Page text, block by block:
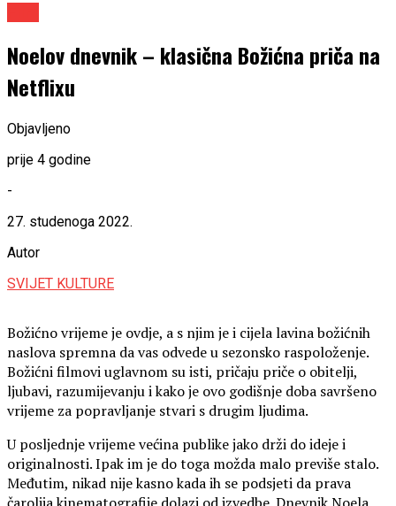
Noelov dnevnik – klasična Božićna priča na
Netflixu
Objavljeno
prije 4 godine
-
27. studenoga 2022.
Autor
SVIJET KULTURE
Božićno vrijeme je ovdje, a s njim je i cijela lavina božićnih
naslova spremna da vas odvede u sezonsko raspoloženje.
Božićni filmovi uglavnom su isti, pričaju priče o obitelji,
ljubavi, razumijevanju i kako je ovo godišnje doba savršeno
vrijeme za popravljanje stvari s drugim ljudima.
U posljednje vrijeme većina publike jako drži do ideje i
originalnosti. Ipak im je do toga možda malo previše stalo.
Međutim, nikad nije kasno kada ih se podsjeti da prava